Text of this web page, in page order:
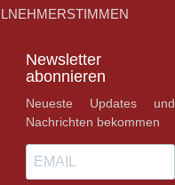
Newsletter
abonnieren
Neueste Updates und
Nachrichten bekommen